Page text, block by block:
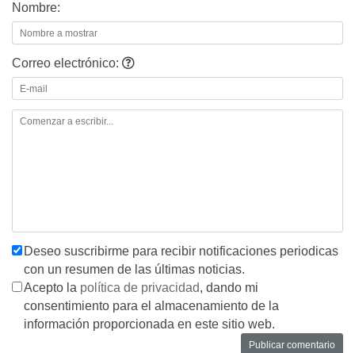
Nombre:
Correo electrónico:
Deseo suscribirme para recibir notificaciones periodicas
con un resumen de las últimas noticias.
Acepto la política de privacidad, dando mi
consentimiento para el almacenamiento de la
información proporcionada en este sitio web.